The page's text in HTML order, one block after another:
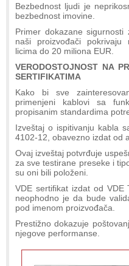
Bezbednost ljudi je
bezbednost imovine.
Primer dokazane
naši proizvođači pokrivaju
licima do 20 miliona EUR.
VERODOSTOJNOST NA
SERTIFIKATIMA
Kako bi sve
primenjeni kablovi sa
propisanim standardima
Izveštaj o ispitivanju kabla
4102-12, obavezno izdat od
Ovaj izveštaj potvrđuje
za sve testirane preseke i
su oni bili položeni.
VDE sertifikat izdat od VDE
neophodno je da bude
pod imenom proizvođača.
Prestižno dokazuje
njegove performanse.